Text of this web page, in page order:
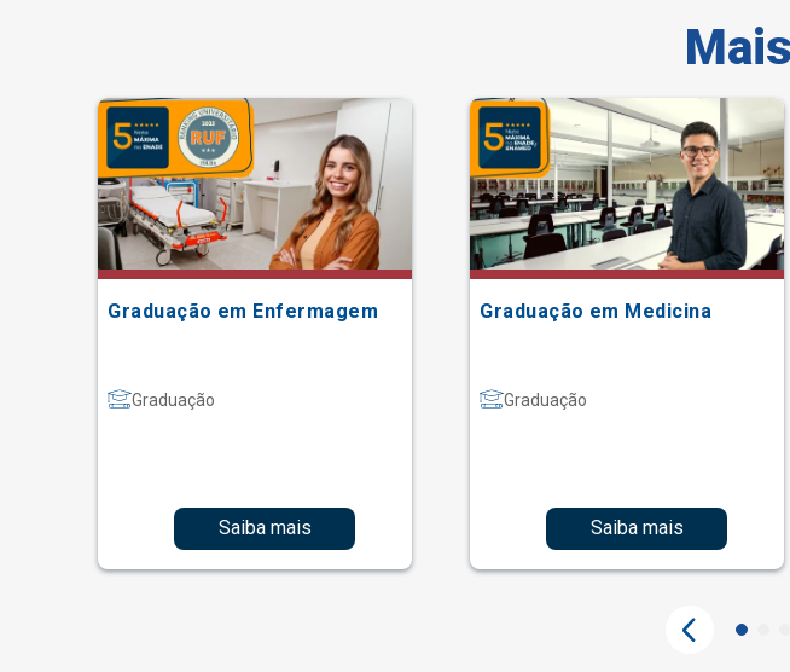
Graduação em Enfermagem
Graduação
Saiba mais
Graduação em Medicina
Graduação
Saiba mais